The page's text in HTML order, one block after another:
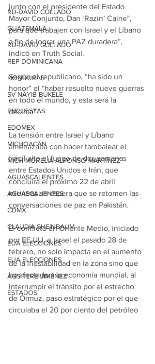
RD-DAVID COLLADO
GUATEMALA
RD-DAVID COLLADO
REP DOMINICANA
HONDURAS
SV-NAYIB BUKELE
ENCUESTAS
EDOMEX
MICHOACÁN
MICH-MORELIA-ALFONSO MARTÍNEZ
AGUASCALIENTES
AGUASCALIENTES
CDMX
CLAUDIA SHEINBAUM
EUA ELECCIONES
EUA ELECCIONES
AGS-TERE JIMÉNEZ
ESTADOS
junto con el presidente del Estado
Mayor Conjunto, Dan ‘Razin’ Caine”,
para que trabajen con Israel y el Líbano
a fin de lograr una PAZ duradera”,
indicó en Truth Social.
Según el republicano, “ha sido un
honor” el “haber resuelto nueve guerras
en todo el mundo, y esta será la
décima”.
La tensión entre Israel y Líbano
amenazaba con hacer tambalear el
frágil alto el fuego de dos semanas
entre Estados Unidos e Irán, que
concluirá el próximo 22 de abril
mientras se espera que se retomen las
conversaciones de paz en Pakistán.
El conflicto en Oriente Medio, iniciado
por EE.UU. e Israel el pasado 28 de
febrero, no solo impacta en el aumento
de la inestabilidad en la zona sino que
ha afectado a la economía mundial, al
interrumpir el tránsito por el estrecho
de Ormuz, paso estratégico por el que
circulaba el 20 por ciento del petróleo